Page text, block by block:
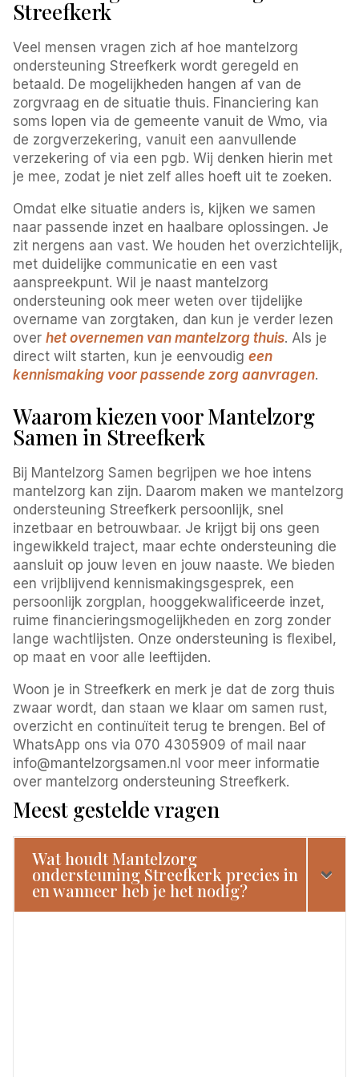
Streefkerk
Veel mensen vragen zich af hoe mantelzorg
ondersteuning Streefkerk wordt geregeld en
betaald. De mogelijkheden hangen af van de
zorgvraag en de situatie thuis. Financiering kan
soms lopen via de gemeente vanuit de Wmo, via
de zorgverzekering, vanuit een aanvullende
verzekering of via een pgb. Wij denken hierin met
je mee, zodat je niet zelf alles hoeft uit te zoeken.
Omdat elke situatie anders is, kijken we samen
naar passende inzet en haalbare oplossingen. Je
zit nergens aan vast. We houden het overzichtelijk,
met duidelijke communicatie en een vast
aanspreekpunt. Wil je naast mantelzorg
ondersteuning ook meer weten over tijdelijke
overname van zorgtaken, dan kun je verder lezen
overhet overnemen van mantelzorg thuis. Als je
direct wilt starten, kun je eenvoudigeen
kennismaking voor passende zorg aanvragen.
Waarom kiezen voor Mantelzorg
Samen in Streefkerk
Bij Mantelzorg Samen begrijpen we hoe intens
mantelzorg kan zijn. Daarom maken we mantelzorg
ondersteuning Streefkerk persoonlijk, snel
inzetbaar en betrouwbaar. Je krijgt bij ons geen
ingewikkeld traject, maar echte ondersteuning die
aansluit op jouw leven en jouw naaste. We bieden
een vrijblijvend kennismakingsgesprek, een
persoonlijk zorgplan, hooggekwalificeerde inzet,
ruime financieringsmogelijkheden en zorg zonder
lange wachtlijsten. Onze ondersteuning is flexibel,
op maat en voor alle leeftijden.
Woon je in Streefkerk en merk je dat de zorg thuis
zwaar wordt, dan staan we klaar om samen rust,
overzicht en continuïteit terug te brengen. Bel of
WhatsApp ons via 070 4305909 of mail naar
info@mantelzorgsamen.nl voor meer informatie
over mantelzorg ondersteuning Streefkerk.
Meest gestelde vragen
Wat houdt Mantelzorg
ondersteuning Streefkerk precies in
en wanneer heb je het nodig?